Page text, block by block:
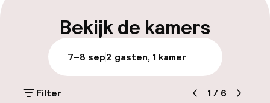
Parkeren & mobiliteit
Parkeergelegenheid op eigen terrein
(buiten)
Bekijk de kamers
7–8 sep2 gasten, 1 kamer
Filter 1 / 6